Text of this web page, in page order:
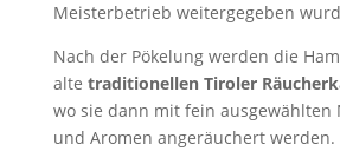
Meisterbetrieb weitergegeben
Nach der Pökelung werden die
alte traditionellen Tiroler
wo sie dann mit fein ausgewählten
und Aromen angeräuchert werden.